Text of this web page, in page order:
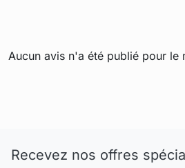
Aucun avis n'a été publié pour le
Recevez nos offres